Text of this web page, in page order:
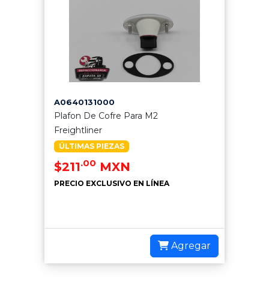
A0640131000
Plafon De Cofre Para M2
Freightliner
ÚLTIMAS PIEZAS
$211.00 MXN
PRECIO EXCLUSIVO EN LÍNEA
Agregar